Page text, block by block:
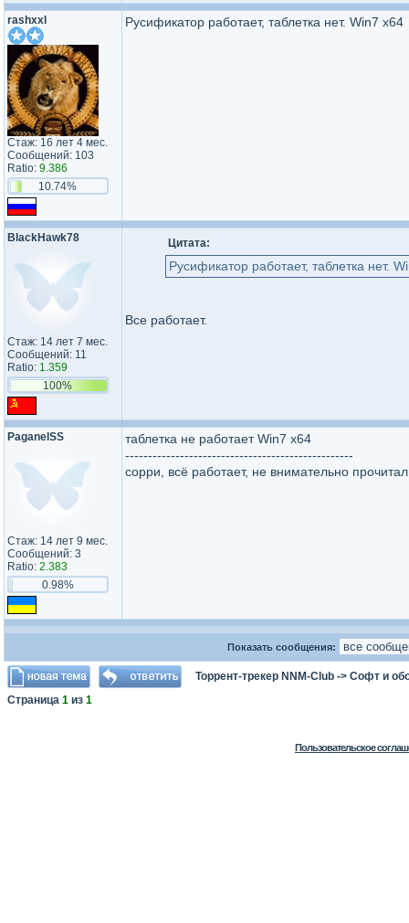
rashxxl
Стаж: 16 лет 4 мес.
Сообщений: 103
Ratio: 9.386
10.74%
Русификатор работает, таблетка нет. Win7 x64
BlackHawk78
Стаж: 14 лет 7 мес.
Сообщений: 11
Ratio: 1.359
100%
Цитата:
Русификатор работает, таблетка нет.
Все работает.
PaganelSS
Стаж: 14 лет 9 мес.
Сообщений: 3
Ratio: 2.383
0.98%
таблетка не работает Win7 x64
--------------------------------------------------
сорри, всё работает, не внимательно
Показать сообщения:
Торрент-трекер NNM-Club -> Софт и
Страница 1 из 1
Пользовательское